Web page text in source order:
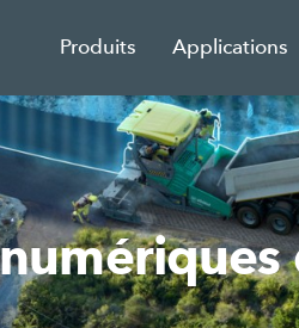
Produits Applications
: des